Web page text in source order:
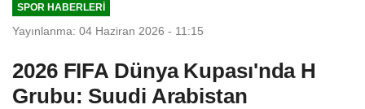
SPOR HABERLERI
Yayınlanma: 04 Haziran 2026 - 11:15
2026 FIFA Dünya Kupası'nda H
Grubu: Suudi Arabistan